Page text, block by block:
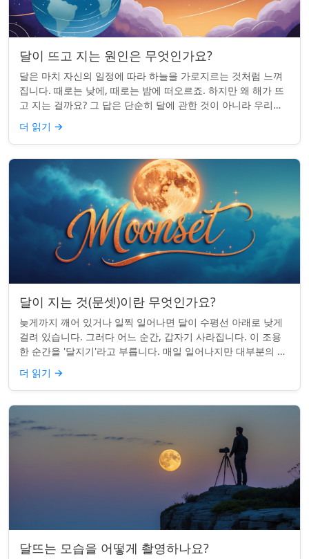
달이 뜨고 지는 원인은 무엇인가요?
달은 마치 자신의 일정에 따라 하늘을 가로지르는 것처럼 느껴
집니다. 때로는 낮에, 때로는 밤에 떠오르죠. 하지만 왜 해가 뜨
고 지는 걸까요? 그 답은 단순히 달에 관한 것이 아니라 우리에
관한 것입니다. 핵심 통찰:...
더 읽기 →
달이 지는 것(문셋)이란 무엇인가요?
늦게까지 깨어 있거나 일찍 일어나면 달이 수평선 아래로 낮게
걸려 있습니다. 그러다 어느 순간, 갑자기 사라집니다. 이 조용
한 순간을 '달지기'라고 부릅니다. 매일 일어나지만 대부분의 사
람들은 놓치곤 합니다. 핵심 ...
더 읽기 →
달뜨는 모습을 어떻게 촬영하나요?